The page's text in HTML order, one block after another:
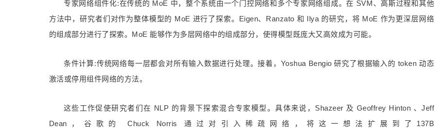
专家网络组件化:在传统的 MoE 中，整个系统由一个门控网络和多个专家网络组成。在 SVM、高斯过程和其他
方法中，研究者们对作为整体模型的 MoE 进行了探索。Eigen、Ranzato 和 Ilya 的研究，将 MoE 作为更深层网络
的组成部分进行了探索。MoE 能够作为多层网络中的组成部分，使得模型既庞大又高效成为可能。
条件计算:传统网络每一层都会对所有输入数据进行处理。接着，Yoshua Bengio 研究了根据输入的 token 动态
激活或停用组件网络的方法。
这些工作促使研究者们在 NLP 的背景下探索混合专家模型。具体来说，Shazeer 及 Geoffrey Hinton 、Jeff
Dean，谷歌的 Chuck Norris 通过对引入稀疏网络，将这一想法扩展到了137B